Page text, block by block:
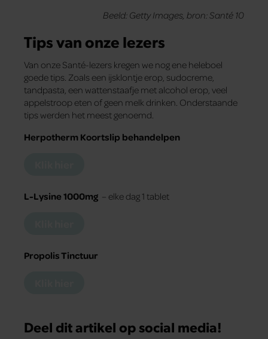
Beeld: Getty Images, bron: Santé 10
Tips van onze lezers
Van onze Santé-lezers kregen we nog ene heleboel
goede tips. Zoals een ijsklontje erop, sudocreme,
tandpasta, een wattenstaafje met alcohol erop, veel
appelstroop eten of geen melk drinken. Onderstaande
tips werden het meest genoemd.
Herpotherm Koortslip behandelpen
L-Lysine 1000mg – elke dag 1 tablet
Propolis Tinctuur
Deel dit artikel op social media!